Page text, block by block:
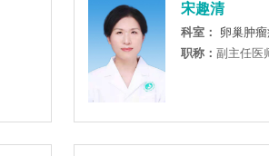
宋趣清
科室：
卵巢肿
职称： 副主任医